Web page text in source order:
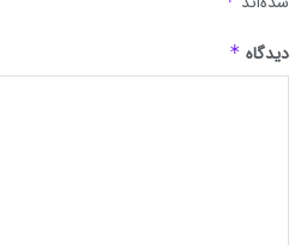
دیدگاه *